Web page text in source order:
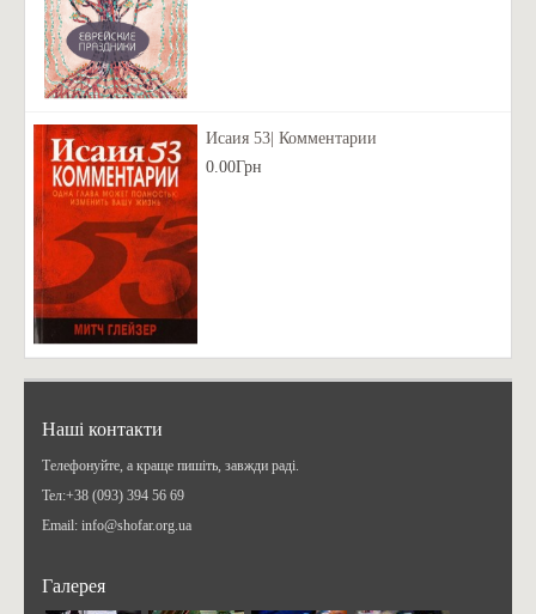
Исаия 53| Комментарии
0.00Грн
Наші контакти
Телефонуйте, а краще пишіть, завжди раді.
Teл:+38 (093) 394 56 69
Email: info@shofar.org.ua
Галерея